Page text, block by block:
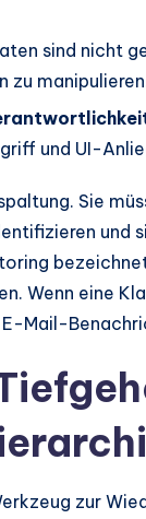
sind nicht
zu
und UI-
Sie
und
Wenn eine
Mail-
zur